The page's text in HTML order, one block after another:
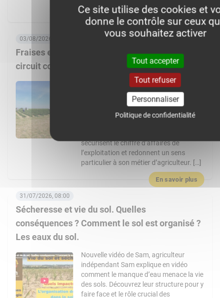
expliquant la […]
En savoir plus
Fraises et asperges pour créer de la valeur en
circuit court
03/08/2026, 06:00
En s’installant il y a 10 ans sur la ferme
familiale, Édouard Lhotte a fait le choix
de diversifier l’exploitation avec des
cultures à haute valeur ajoutée, et une
sécurisent le chiffre d’affaires de
l’exploitation et redonnent un sens
particulier à son métier d’agriculteur. […]
En savoir plus
Sécheresse et vie du sol. Quelles
conséquences ? Comment le sol est organisé ?
Les eaux du sol.
31/07/2026, 08:00
Nouvelle vidéo de Sam, agriculteur
indépendant Sam explique en vidéo
comment le manque d’eau menace la vie
des sols. Découvrez leur structure pour y
faire face et le rôle crucial des
Ce site utilise des cookies et
donne le contrôle sur ceux
vous souhaitez activer
Tout accepter
Tout refuser
Personnaliser
Politique de confidentialité